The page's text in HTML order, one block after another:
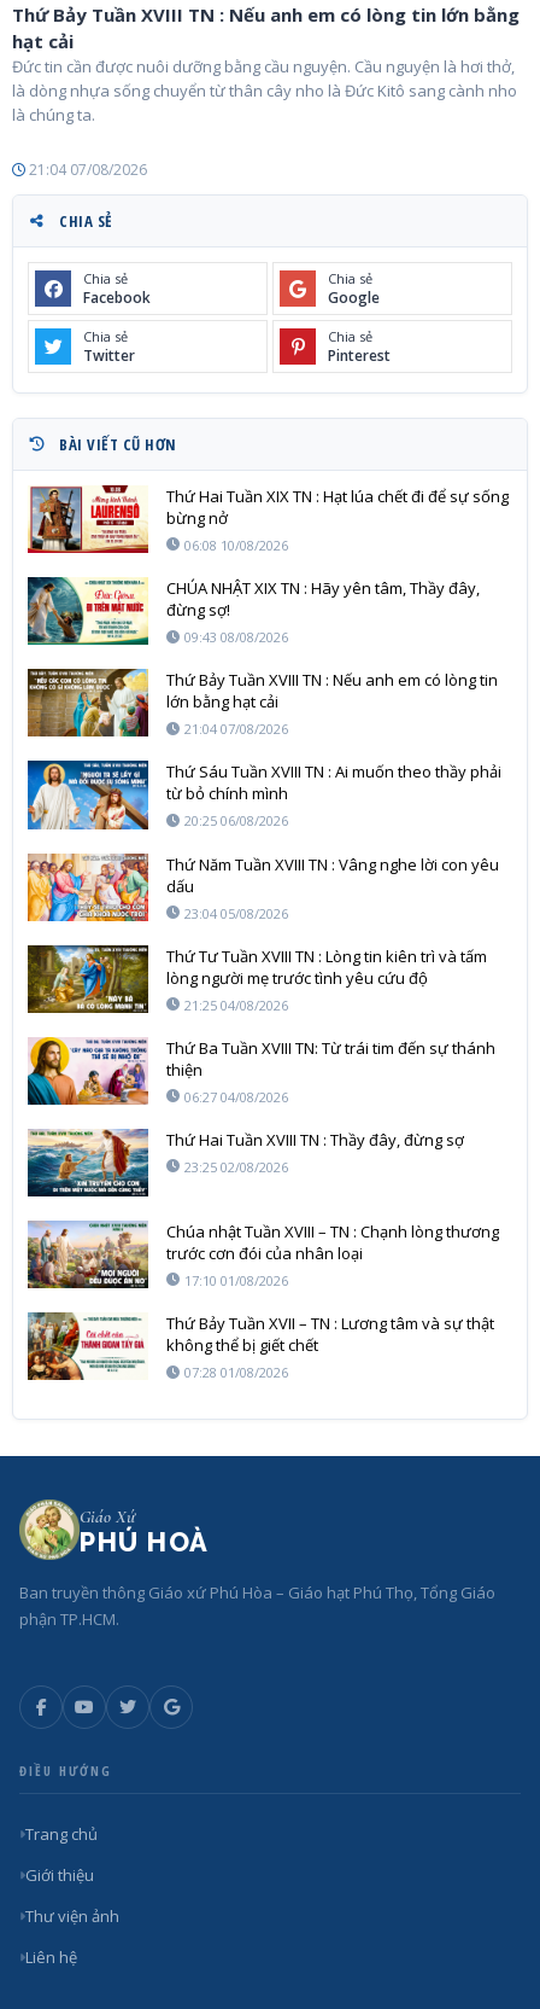
Thứ Bảy Tuần XVIII TN : Nếu anh em có lòng tin lớn bằng
hạt cải
Đức tin cần được nuôi dưỡng bằng cầu nguyện. Cầu nguyện là hơi thở,
là dòng nhựa sống chuyển từ thân cây nho là Đức Kitô sang cành nho
là chúng ta.
21:04 07/08/2026
CHIA SẺ
Chia sẻ
Facebook
Chia sẻ
Google
Chia sẻ
Twitter
Chia sẻ
Pinterest
BÀI VIẾT CŨ HƠN
Thứ Hai Tuần XIX TN : Hạt lúa chết đi để sự sống
bừng nở
06:08 10/08/2026
CHÚA NHẬT XIX TN : Hãy yên tâm, Thầy đây,
đừng sợ!
09:43 08/08/2026
Thứ Bảy Tuần XVIII TN : Nếu anh em có lòng tin
lớn bằng hạt cải
21:04 07/08/2026
Thứ Sáu Tuần XVIII TN : Ai muốn theo thầy phải
từ bỏ chính mình
20:25 06/08/2026
Thứ Năm Tuần XVIII TN : Vâng nghe lời con yêu
dấu
23:04 05/08/2026
Thứ Tư Tuần XVIII TN : Lòng tin kiên trì và tấm
lòng người mẹ trước tình yêu cứu độ
21:25 04/08/2026
Thứ Ba Tuần XVIII TN: Từ trái tim đến sự thánh
thiện
06:27 04/08/2026
Thứ Hai Tuần XVIII TN : Thầy đây, đừng sợ
23:25 02/08/2026
Chúa nhật Tuần XVIII – TN : Chạnh lòng thương
trước cơn đói của nhân loại
17:10 01/08/2026
Thứ Bảy Tuần XVII – TN : Lương tâm và sự thật
không thể bị giết chết
07:28 01/08/2026
Giáo Xứ
PHÚ HOÀ
Ban truyền thông Giáo xứ Phú Hòa – Giáo hạt Phú Thọ, Tổng Giáo
phận TP.HCM.
ĐIỀU HƯỚNG
Trang chủ
Giới thiệu
Thư viện ảnh
Liên hệ